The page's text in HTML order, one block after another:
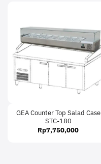
GEA Counter Top Salad Case
STC-180
Rp7,750,000